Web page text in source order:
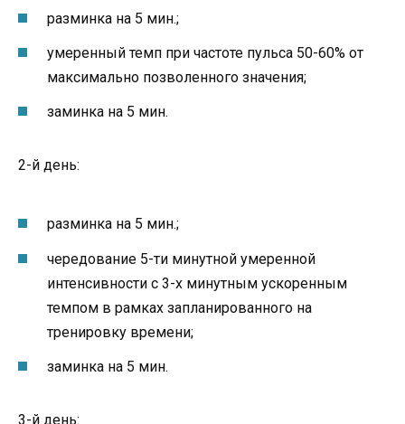
разминка на 5 мин.;
умеренный темп при частоте пульса 50-60% от
максимально позволенного значения;
заминка на 5 мин.
2-й день:
разминка на 5 мин.;
чередование 5-ти минутной умеренной
интенсивности с 3-х минутным ускоренным
темпом в рамках запланированного на
тренировку времени;
заминка на 5 мин.
3-й день: